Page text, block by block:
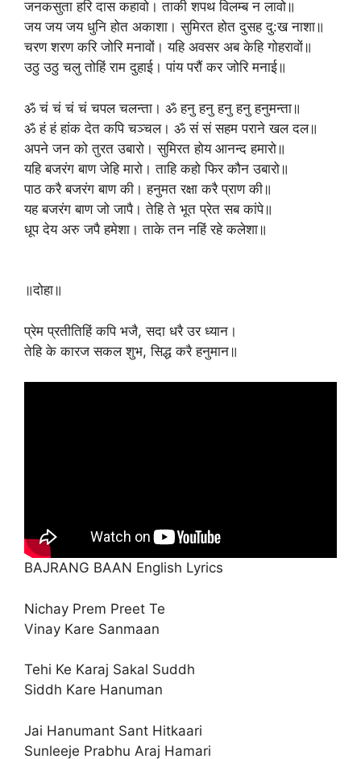
जनकसुता हरि दास कहावो। ताकी शपथ विलम्ब न लावो॥
जय जय जय धुनि होत अकाशा। सुमिरत होत दुसह दु:ख नाशा॥
चरण शरण करि जोरि मनावों। यहि अवसर अब केहि गोहरावों॥
उठु उठु चलु तोहिं राम दुहाई। पांय परौं कर जोरि मनाई॥
ॐ चं चं चं चं चपल चलन्ता। ॐ हनु हनु हनु हनु हनुमन्ता॥
ॐ हं हं हांक देत कपि चञ्चल। ॐ सं सं सहम पराने खल दल॥
अपने जन को तुरत उबारो। सुमिरत होय आनन्द हमारो॥
यहि बजरंग बाण जेहि मारो। ताहि कहो फिर कौन उबारो॥
पाठ करै बजरंग बाण की। हनुमत रक्षा करै प्राण की॥
यह बजरंग बाण जो जापै। तेहि ते भूत प्रेत सब कांपे॥
धूप देय अरु जपै हमेशा। ताके तन नहिं रहे कलेशा॥
॥दोहा॥
प्रेम प्रतीतिहिं कपि भजै, सदा धरै उर ध्यान।
तेहि के कारज सकल शुभ, सिद्ध करै हनुमान॥
BAJRANG BAAN English Lyrics
Nichay Prem Preet Te
Vinay Kare Sanmaan
Tehi Ke Karaj Sakal Suddh
Siddh Kare Hanuman
Jai Hanumant Sant Hitkaari
Sunleeje Prabhu Araj Hamari